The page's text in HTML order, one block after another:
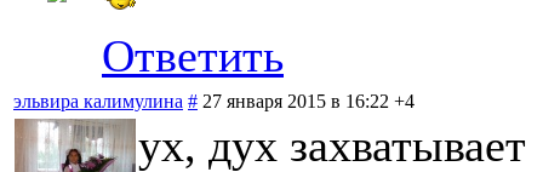
Ответить
эльвира калимулина # 27 января 2015 в 16:22 +4
ух, дух захватывает